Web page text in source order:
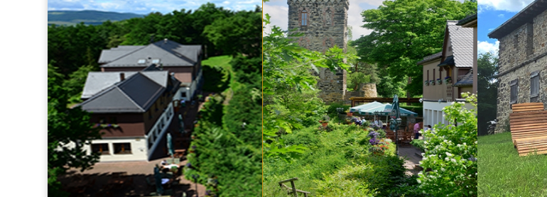
HOTEL RESTAURANT